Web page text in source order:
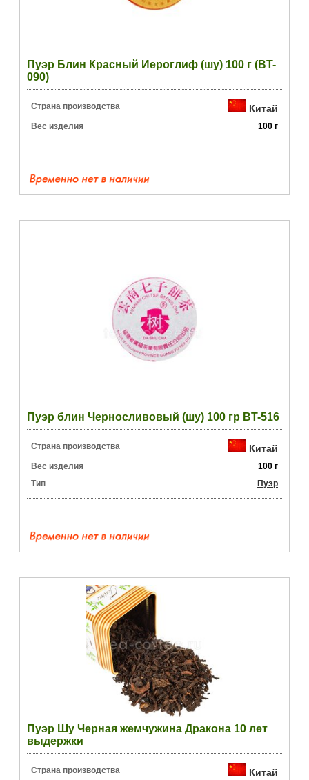
Пуэр Блин Красный Иероглиф (шу) 100 г (BT-
090)
Страна производства Китай
Вес изделия 100 г
Пуэр блин Черносливовый (шу) 100 гр BT-516
Страна производства Китай
Вес изделия
100 г
Тип
Пуэр
Пуэр Шу Черная жемчужина Дракона 10 лет
выдержки
Страна производства Китай